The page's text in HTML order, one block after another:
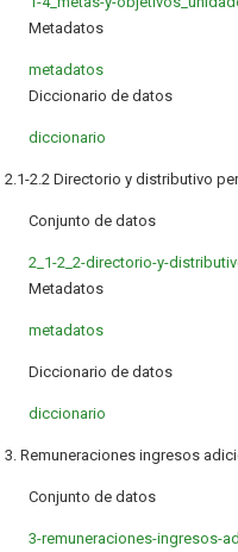
Metadatos
metadatos
Diccionario de datos
diccionario
2.1-2.2 Directorio y distributivo
Conjunto de datos
2_1-2_2-directorio-y-
Metadatos
metadatos
Diccionario de datos
diccionario
3. Remuneraciones ingresos
Conjunto de datos
3-remuneraciones-ingresos-